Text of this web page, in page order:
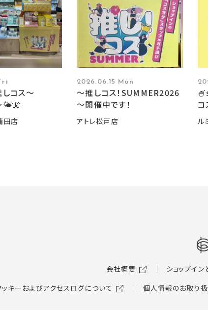
しコス〜
🌤️🌺
田店
2026.06.15 Mon
～推しコス！SUMMER2026
～開催中です！
アトレ松戸店
🍧
ル
会社概要 ショップイ
ッキーおよびアクセスログについて
個人情報のお取り